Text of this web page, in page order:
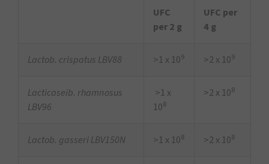
UFC
per 2 g
UFC per
4 g
Lactob. crispatus LBV88 >1 x 109 >2 x 109
Lacticaseib. rhamnosus
LBV96
>1 x
108
>2 x 108
Lactob. gasseri LBV150N >1 x 108 >2 x 108